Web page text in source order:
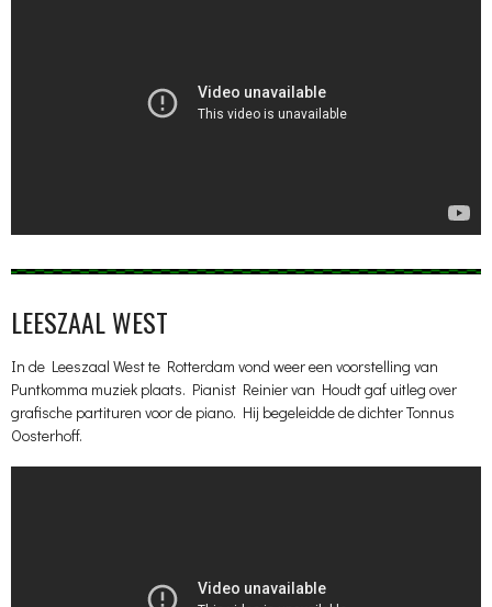
LEESZAAL WEST
In de Leeszaal West te Rotterdam vond weer een voorstelling van
Puntkomma muziek plaats. Pianist Reinier van Houdt gaf uitleg over
grafische partituren voor de piano. Hij begeleidde de dichter Tonnus
Oosterhoff.